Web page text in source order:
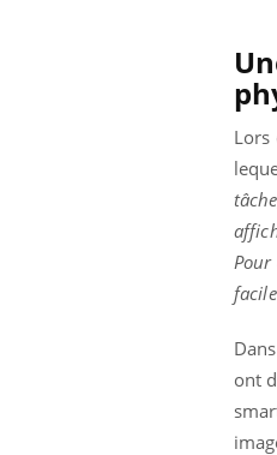
Lors
ont
Diabète &
Le Ramadan
nombreuses
défis, mais ...